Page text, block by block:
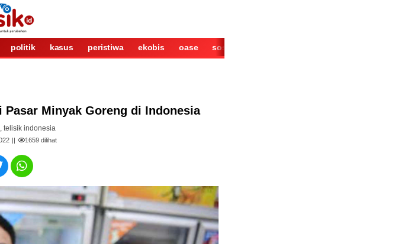
politik kasus peristiwa ekobis oase sosok
Pasar Minyak Goreng di Indonesia
, telisik indonesia
1659dilihat